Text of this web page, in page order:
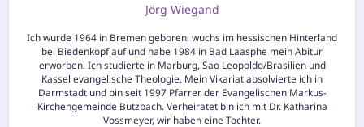
Jörg Wiegand
Ich wur­de 1964 in Bremen gebo­ren, wuchs im hes­si­schen Hinterland
bei Biedenkopf auf und habe 1984 in Bad Laasphe mein Abitur
erwor­ben. Ich stu­dier­te in Marburg, Sao Leopoldo/Brasilien und
Kassel evan­ge­li­sche Theologie. Mein Vikariat absol­vier­te ich in
Darmstadt und bin seit 1997 Pfarrer der Evangelischen Markus-
Kirchengemeinde Butzbach. Verheiratet bin ich mit Dr. Katharina
Vossmeyer, wir haben eine Tochter.